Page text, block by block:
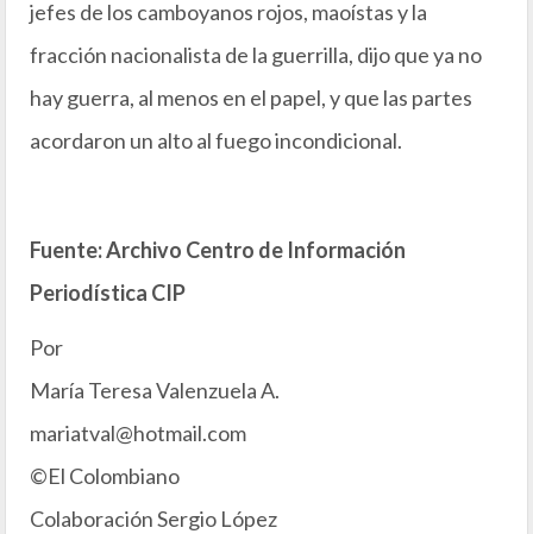
jefes de los camboyanos rojos, maoístas y la
fracción nacionalista de la guerrilla, dijo que ya no
hay guerra, al menos en el papel, y que las partes
acordaron un alto al fuego incondicional.
Fuente: Archivo Centro de Información
Periodística CIP
Por
María Teresa Valenzuela A.
mariatval@hotmail.com
©El Colombiano
Colaboración Sergio López